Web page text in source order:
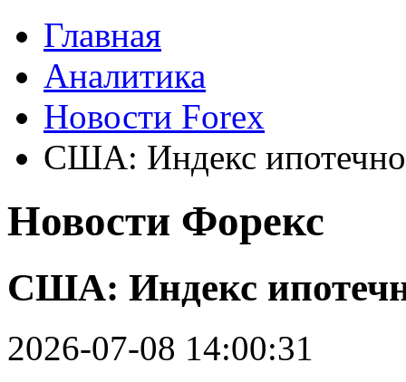
Главная
Аналитика
Новости Forex
США: Индекс
Новости Форекс
США: Индекс
2026-07-08 14:00:31